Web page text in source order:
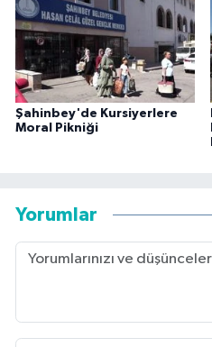
Şahinbey'de Kursiyerlere
Moral Pikniği
Yorumlar